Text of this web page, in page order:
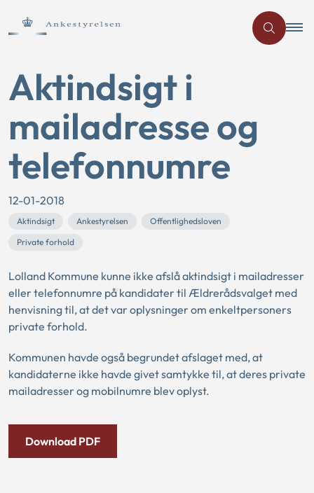
Aktindsigt i
mailadresse og
telefonnumre
12-01-2018
Aktindsigt Ankestyrelsen
Offentlighedsloven
Private forhold
Lolland Kommune kunne ikke afslå aktindsigt i mailadresser
eller telefonnumre på kandidater til Ældrerådsvalget med
henvisning til, at det var oplysninger om enkeltpersoners
private forhold.
Kommunen havde også begrundet afslaget med, at
kandidaterne ikke havde givet samtykke til, at deres private
mailadresser og mobilnumre blev oplyst.
Download PDF